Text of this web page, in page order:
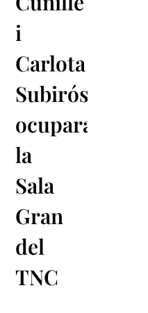
i
Carlota
Subirós
ocuparan
la
Sala
Gran
del
TNC